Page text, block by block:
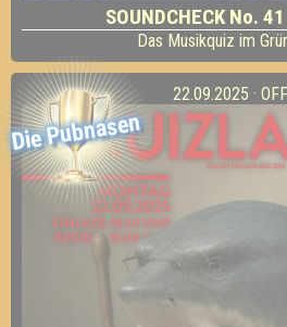
SOUNDCHECK No.
Das Musikquiz im
Die Pubnasen
22.09.2025 ·